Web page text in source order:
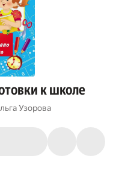
к школе
Узорова